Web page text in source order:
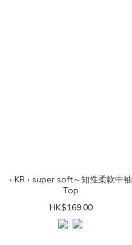
‹ KR › super soft～知性柔軟中袖
Top
HK$169.00